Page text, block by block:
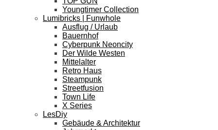
Youngtimer Collection
Lumibricks | Funwhole
Ausflug / Urlaub
Bauernhof
Cyberpunk Neoncity
Der Wilde Westen
Mittelalter
Retro Haus
Steampunk
Streetfusion
Town Life
X Series
LesDiy
Gebäude & Architektur